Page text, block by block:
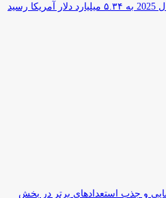
و جذب استعدادهای برتر در بخش